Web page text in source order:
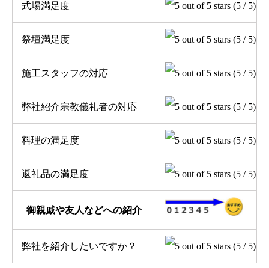
式場満足度 (5 / 5)
祭壇満足度 (5 / 5)
施工スタッフの対応 (5 / 5)
弊社紹介宗教儀礼者の対応 (5 / 5)
料理の満足度 (5 / 5)
返礼品の満足度 (5 / 5)
御親戚や友人などへの紹介
弊社を紹介したいですか？ (5 / 5)